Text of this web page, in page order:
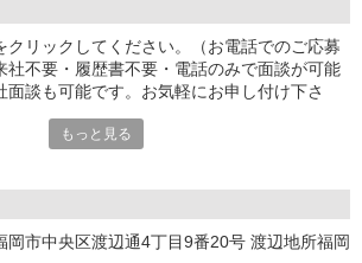
クリックしてください。（お電話でのご応募
社不要・履歴書不要・電話のみで面談が可能
面談も可能です。お気軽にお申し付け下さ
もっと見る
岡市中央区渡辺通4丁目9番20号 渡辺地所福岡